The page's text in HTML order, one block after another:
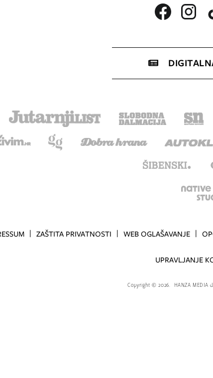
ZAŠTITA PRIVATNOSTI WEB OGLAŠAVANJE
UPRAVLJANJE
Copyright© 2026. HANZA MEDIA